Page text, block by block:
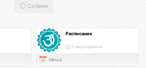
Солики
Расписание
0 мероприятий
Афиша